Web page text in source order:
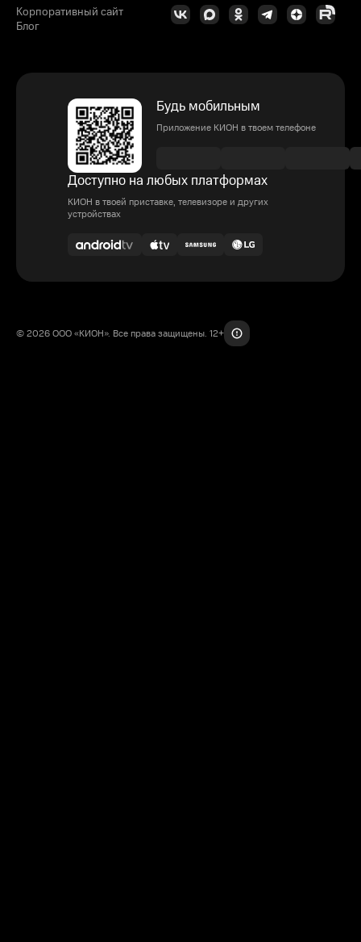
Корпоративный сайт
Блог
Будь мобильным
Приложение КИОН в твоем телефоне
Доступно на любых платформах
КИОН в твоей приставке, телевизоре и других
устройствах
© 2026 ООО «КИОН». Все права защищены. 12+